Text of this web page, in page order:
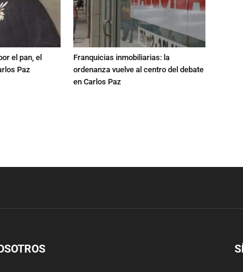
el pan, el
Paz
Franquicias inmobiliarias: la
ordenanza vuelve al centro del debate
en Carlos Paz